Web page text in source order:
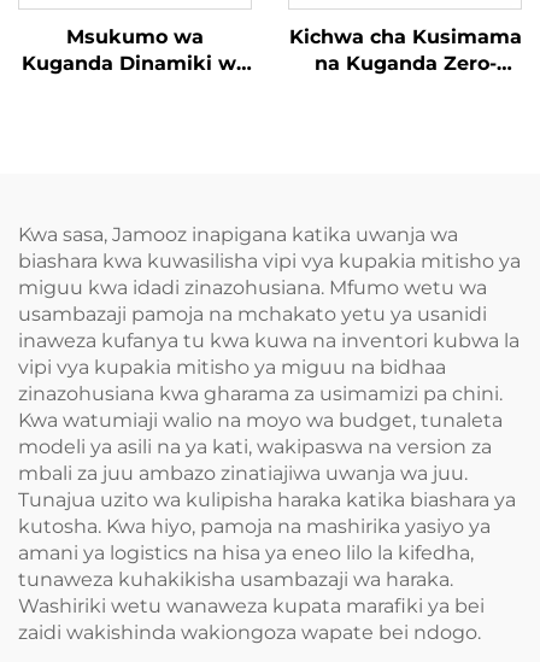
Msukumo wa
Kuganda Dinamiki wa
Kichwa cha Kusimama
na Kuganda Zero-
Kwa sasa, Jamooz inapigana katika uwanja wa
biashara kwa kuwasilisha vipi vya kupakia mitisho ya
miguu kwa idadi zinazohusiana. Mfumo wetu wa
usambazaji pamoja na mchakato yetu ya usanidi
inaweza kufanya tu kwa kuwa na inventori kubwa la
vipi vya kupakia mitisho ya miguu na bidhaa
zinazohusiana kwa gharama za usimamizi pa chini.
Kwa watumiaji walio na moyo wa budget, tunaleta
modeli ya asili na ya kati, wakipaswa na version za
mbali za juu ambazo zinatiajiwa uwanja wa juu.
Tunajua uzito wa kulipisha haraka katika biashara ya
kutosha. Kwa hiyo, pamoja na mashirika yasiyo ya
amani ya logistics na hisa ya eneo lilo la kifedha,
tunaweza kuhakikisha usambazaji wa haraka.
Washiriki wetu wanaweza kupata marafiki ya bei
zaidi wakishinda wakiongoza wapate bei ndogo.